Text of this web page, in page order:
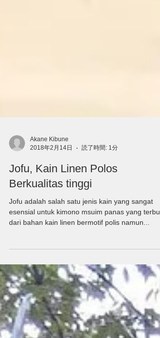
Akane Kibune
2018年2月14日
読了時間: 1分
Jofu, Kain Linen Polos
Berkualitas tinggi
Jofu adalah salah satu jenis kain yang sangat